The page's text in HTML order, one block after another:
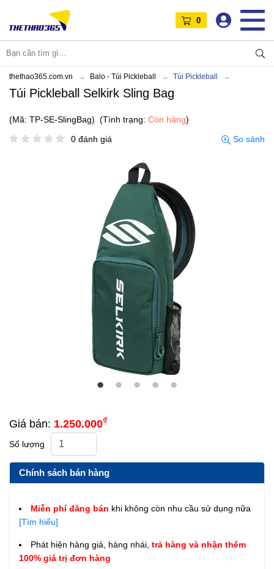
0
thethao365.com.vn Balo - Túi Pickleball Túi Pickleball
Túi Pickleball Selkirk Sling Bag
(Mã: TP-SE-SlingBag) (Tình trạng: Còn hàng)
0 đánh giá
So sánh
Giá bán: 1.250.000₫
Số lượng
Chính sách bán hàng
Miễn phí đăng bán khi không còn nhu cầu sử dụng nữa
[Tìm hiểu]
Phát hiện hàng giả, hàng nhái, trả hàng và nhận thêm
100% giá trị đơn hàng